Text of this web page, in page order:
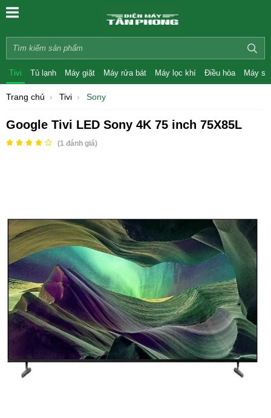
Tivi Tủ lạnh Máy giặt Máy rửa bát Máy lọc khí Điều hòa Máy
Trang chủ Tivi Sony
Google Tivi LED Sony 4K 75 inch 75X85L
(1 đánh giá)